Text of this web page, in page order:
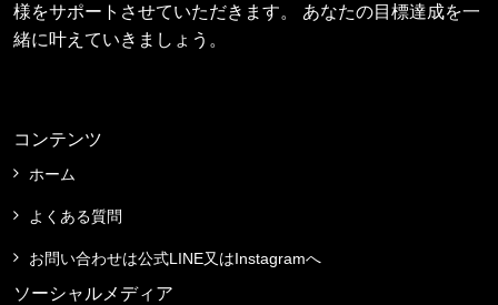
様をサポートさせていただきます。 あなたの目標達成を一
緒に叶えていきましょう。
コンテンツ
ホーム
よくある質問
お問い合わせは公式LINE又はInstagramへ
ソーシャルメディア